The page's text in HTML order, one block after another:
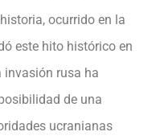
ocurrido en la
este hito histórico en
invasión rusa ha
de una
ucranianas